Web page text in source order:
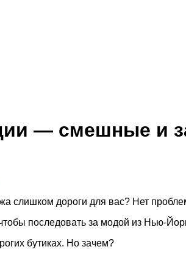
— смешные и
слишком дороги для вас? Нет
последовать за модой из Нью-
бутиках. Но зачем?